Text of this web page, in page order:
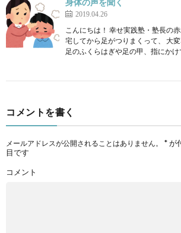
身体の声を聞く
2019.04.26
こんにちは！ 幸せ実践塾・塾長の
宅してから足がつりまくって、 大
足のふくらはぎや足の甲、指にか
コメントを書く
メールアドレスが公開されることはありません。 *が
目です
コメント